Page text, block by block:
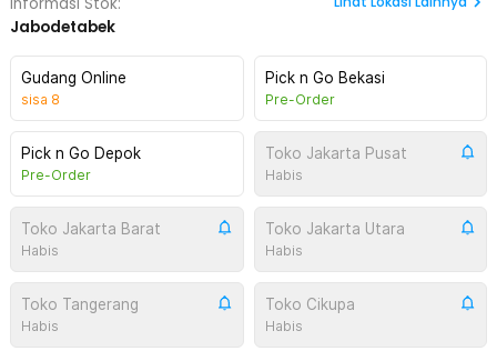
Jabodetabek
Gudang Online
sisa 8
Pick n Go Bekasi
Pre-Order
Pick n Go Depok
Pre-Order
Toko Jakarta Pusat
Habis
Toko Jakarta Barat
Habis
Toko Jakarta Utara
Habis
Toko Tangerang
Habis
Toko Cikupa
Habis